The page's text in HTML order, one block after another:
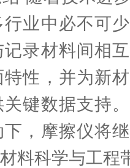
业中必不可
录材料间相
性，并为新
键数据支持
，摩擦仪将
料科学与工程